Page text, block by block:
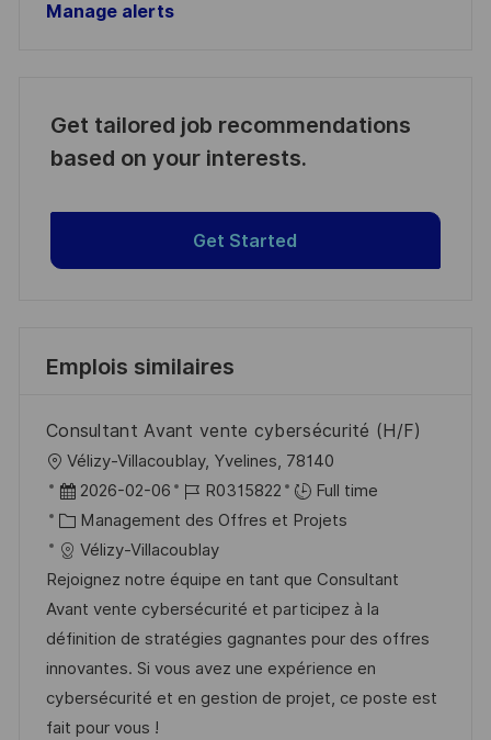
Manage alerts
Get tailored job recommendations
based on your interests.
Get Started
Emplois similaires
Consultant Avant vente cybersécurité (H/F)
o
c
a
l
i
s
a
t
i
Vélizy-Villacoublay, Yvelines, 78140
D
a
t
e
d
’
a
f
f
2026-02-06
R
é
f
é
r
e
n
c
R0315822
Full time
C
a
t
é
g
o
r
i
Management des Offres et Projets
Vélizy-Villacoublay
Rejoignez notre équipe en tant que Consultant
Avant vente cybersécurité et participez à la
définition de stratégies gagnantes pour des offres
innovantes. Si vous avez une expérience en
cybersécurité et en gestion de projet, ce poste est
fait pour vous !